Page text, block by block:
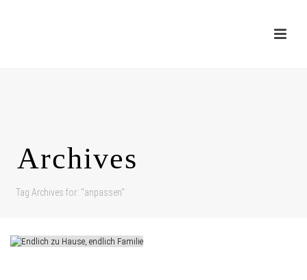
Archives
Tag Archives for: "anpassen"